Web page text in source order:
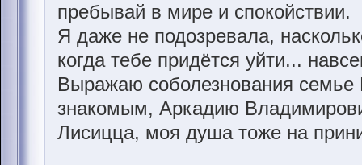
пребывай в мире и спокойствии.
Я даже не подозревала,
когда тебе придётся уйти...
Выражаю соболезнования
знакомым, Аркадию
Лисицца, моя душа тоже на